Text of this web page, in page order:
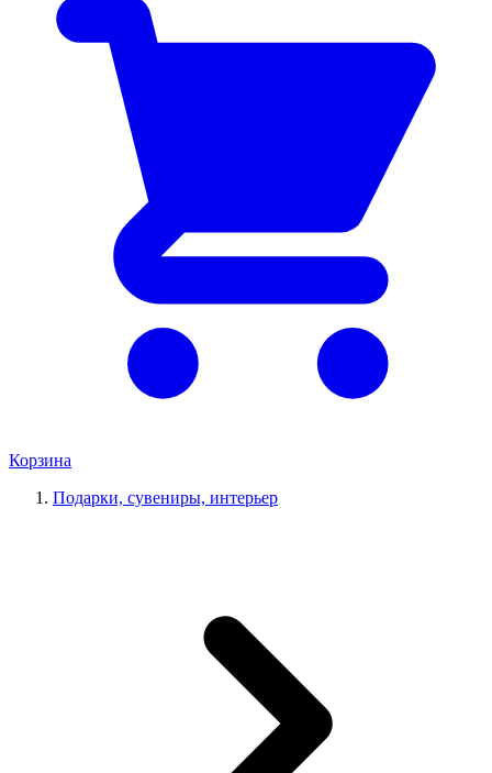
Корзина
Подарки, сувениры, интерьер